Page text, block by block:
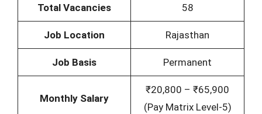
Total Vacancies 58
Job Location Rajasthan
Job Basis Permanent
Monthly Salary
₹20,800 – ₹65,900
(Pay Matrix Level-5)